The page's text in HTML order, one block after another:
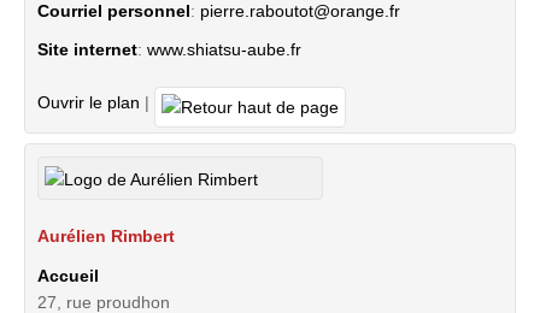
Courriel personnel: pierre.raboutot@orange.fr
Site internet: www.shiatsu-aube.fr
Ouvrir le plan |
Aurélien Rimbert
Accueil
27, rue proudhon